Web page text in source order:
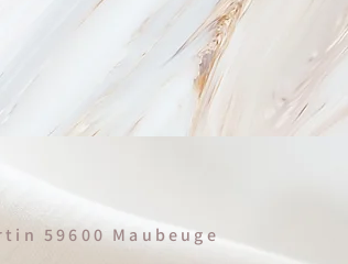
59600 Maubeuge